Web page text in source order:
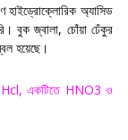
হাইড্রোক্লোরিক অ্যাসিড
বুক জ্বালা, চোঁয়া ঢেঁকুর
হয়েছে ।
Hcl, একটিতে HNO3 ও